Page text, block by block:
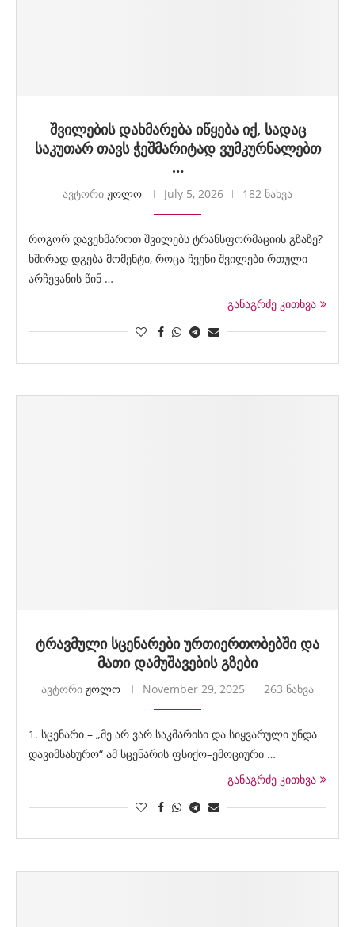
შვილების დახმარება იწყება იქ, სადაც
საკუთარ თავს ჭეშმარიტად ვუმკურნალებთ
…
ავტორი ჟოლო July 5, 2026 182 ნახვა
როგორ დავეხმაროთ შვილებს ტრანსფორმაციის გზაზე?
ხშირად დგება მომენტი, როცა ჩვენი შვილები რთული
არჩევანის წინ …
განაგრძე კითხვა
ტრავმული სცენარები ურთიერთობებში და
მათი დამუშავების გზები
ავტორი ჟოლო November 29, 2025 263 ნახვა
1. სცენარი – „მე არ ვარ საკმარისი და სიყვარული უნდა
დავიმსახურო“ ამ სცენარის ფსიქო–ემოციური …
განაგრძე კითხვა